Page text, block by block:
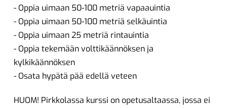
- Oppia uimaan 50-100 metriä vapaauintia
- Oppia uimaan 50-100 metriä selkäuintia
- Oppia uimaan 25 metriä rintauintia
- Oppia tekemään volttikäännöksen ja
kylkikäännöksen
- Osata hypätä pää edellä veteen
HUOM! Pirkkolassa kurssi on opetusaltaassa, jossa ei